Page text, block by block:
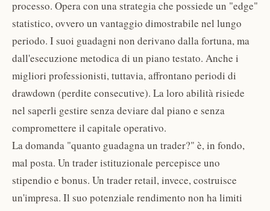
processo. Opera con una strategia che possiede un "edge"
statistico, ovvero un vantaggio dimostrabile nel lungo
periodo. I suoi guadagni non derivano dalla fortuna, ma
dall'esecuzione metodica di un piano testato. Anche i
migliori professionisti, tuttavia, affrontano periodi di
drawdown (perdite consecutive). La loro abilità risiede
nel saperli gestire senza deviare dal piano e senza
compromettere il capitale operativo.
La domanda "quanto guadagna un trader?" è, in fondo,
mal posta. Un trader istituzionale percepisce uno
stipendio e bonus. Un trader retail, invece, costruisce
un'impresa. Il suo potenziale rendimento non ha limiti